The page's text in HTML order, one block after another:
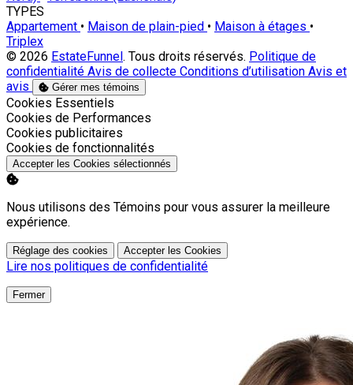
TYPES
Appartement • Maison de plain-pied • Maison à étages •
Triplex
© 2026 EstateFunnel . Tous droits réservés. Politique de
confidentialité Avis de collecte Conditions d’utilisation Avis et
avis
Gérer mes témoins
Activer
Cookies Essentiels
Activer
Cookies de Performances
Activer
Cookies publicitaires
Activer
Cookies de fonctionnalités
Accepter les Cookies sélectionnés
Nous utilisons des Témoins pour vous assurer la meilleure
expérience.
Réglage des cookies Accepter les Cookies
Lire nos politiques de confidentialité
Fermer